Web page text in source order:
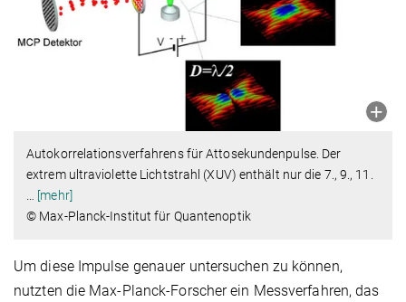
Autokorrelationsverfahrens für Attosekundenpulse. Der
extrem ultraviolette Lichtstrahl (XUV) enthält nur die 7., 9., 11.
[mehr]
© Max-Planck-Institut für Quantenoptik
Um diese Impulse genauer untersuchen zu können,
nutzten die Max-Planck-Forscher ein Messverfahren, das